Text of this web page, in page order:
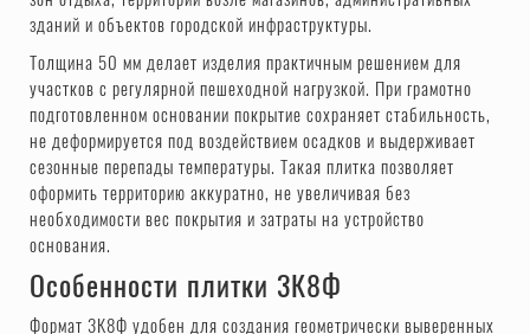
зданий и объектов городской инфраструктуры.
Толщина 50 мм делает изделия практичным решением для
участков с регулярной пешеходной нагрузкой. При грамотно
подготовленном основании покрытие сохраняет стабильность,
не деформируется под воздействием осадков и выдерживает
сезонные перепады температуры. Такая плитка позволяет
оформить территорию аккуратно, не увеличивая без
необходимости вес покрытия и затраты на устройство
основания.
Особенности плитки 3К8Ф
Формат 3К8Ф удобен для создания геометрически выверенных